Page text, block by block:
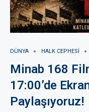
DÜNYA HALK CEPHESI
Minab 168
17:00’de
Paylaşıyoruz!